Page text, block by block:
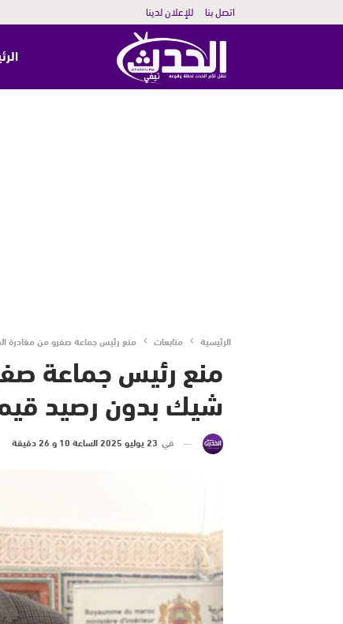
اتصل بنا للإعلان لدينا
الرئيسية متابعات منع رئيس جماعة صفرو من مغادرة المغرب
منع رئيس جماعة
شيك بدون رصيد قيمته 497 مليون
في 23 يوليو 2025 الساعة 10 و 26 دقيقة